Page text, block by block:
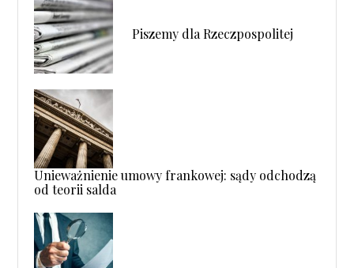
Piszemy dla Rzeczpospolitej
Unieważnienie umowy frankowej: sądy odchodzą
od teorii salda